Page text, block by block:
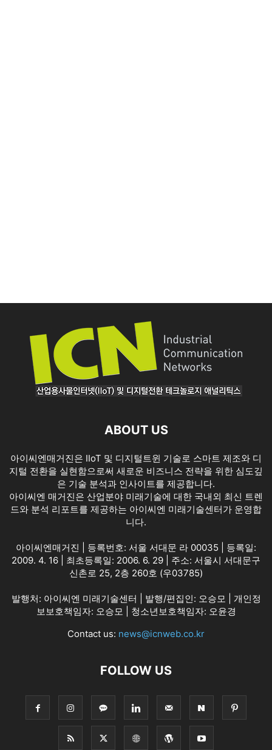
ABOUT US
아이씨엔매거진은 IIoT 및 디지털트윈 기술로 스마트 제조와 디
지털 전환을 실현함으로써 새로운 비즈니스 전략을 위한 심도깊
은 기술 분석과 인사이트를 제공합니다.
아이씨엔 매거진은 산업분야 미래기술에 대한 국내외 최신 트렌
드와 분석 리포트를 제공하는 아이씨엔 미래기술센터가 운영합
니다.
아이씨엔매거진 | 등록번호: 서울 서대문 라 00035 | 등록일:
2009. 4. 16 | 최초등록일: 2006. 6. 29 | 주소: 서울시 서대문구
신촌로 25, 2층 260호 (우03785)
발행처: 아이씨엔 미래기술센터 | 발행/편집인: 오승모 | 개인정
보보호책임자: 오승모 | 청소년보호책임자: 오윤경
Contact us: news@icnweb.co.kr
FOLLOW US